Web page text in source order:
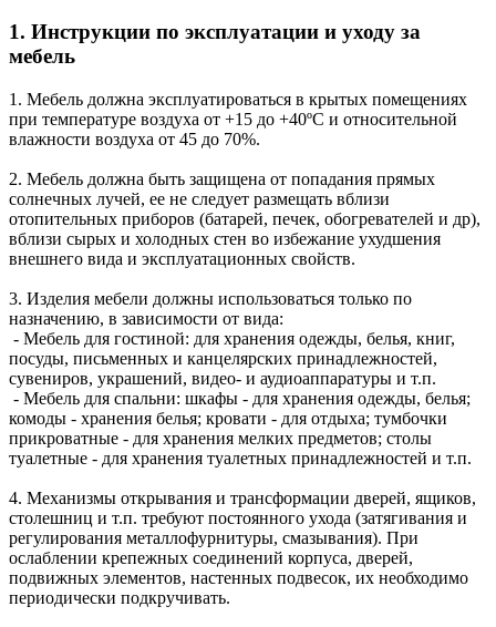
1. Инструкции по эксплуатации и уходу за
мебель
1. Мебель должна эксплуатироваться в крытых помещениях
при температуре воздуха от +15 до +40ºС и относительной
влажности воздуха от 45 до 70%.
2. Мебель должна быть защищена от попадания прямых
солнечных лучей, ее не следует размещать вблизи
отопительных приборов (батарей, печек, обогревателей и др),
вблизи сырых и холодных стен во избежание ухудшения
внешнего вида и эксплуатационных свойств.
3. Изделия мебели должны использоваться только по
назначению, в зависимости от вида:
- Мебель для гостиной: для хранения одежды, белья, книг,
посуды, письменных и канцелярских принадлежностей,
сувениров, украшений, видео- и аудиоаппаратуры и т.п.
- Мебель для спальни: шкафы - для хранения одежды, белья;
комоды - хранения белья; кровати - для отдыха; тумбочки
прикроватные - для хранения мелких предметов; столы
туалетные - для хранения туалетных принадлежностей и т.п.
4. Механизмы открывания и трансформации дверей, ящиков,
столешниц и т.п. требуют постоянного ухода (затягивания и
регулирования металлофурнитуры, смазывания). При
ослаблении крепежных соединений корпуса, дверей,
подвижных элементов, настенных подвесок, их необходимо
периодически подкручивать.